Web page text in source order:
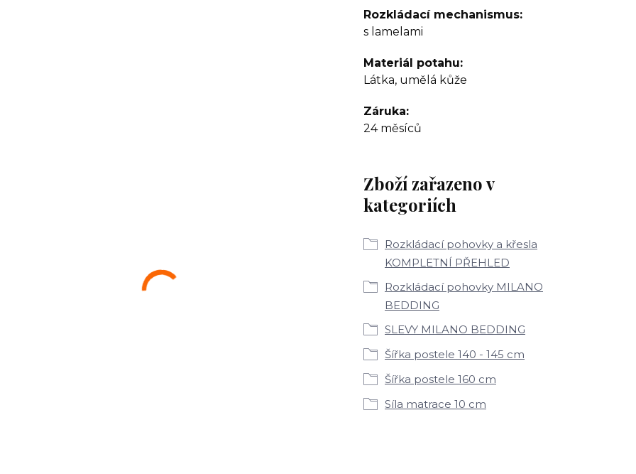
Rozkládací mechanismus
s lamelami
Materiál potahu
Látka, umělá kůže
Záruka
24 měsíců
Zboží zařazeno v
kategoriích
Rozkládací pohovky a křesla
KOMPLETNÍ PŘEHLED
Rozkládací pohovky MILANO
BEDDING
SLEVY MILANO BEDDING
Šířka postele 140 - 145 cm
Šířka postele 160 cm
Síla matrace 10 cm